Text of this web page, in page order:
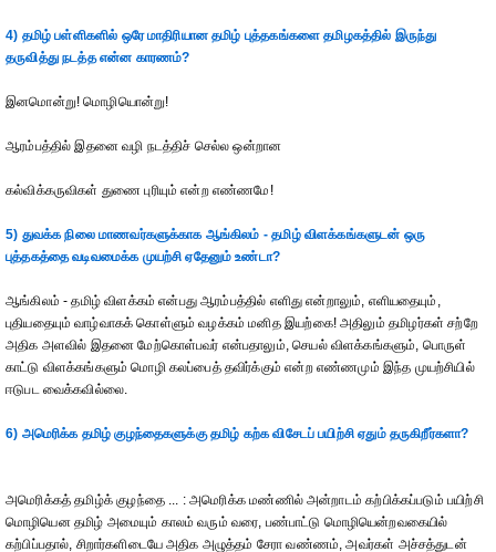
4) தமிழ் பள்ளிகளில் ஒரே மாதிரியான தமிழ் புத்தகங்களை தமிழகத்தில் இருந்து
தருவித்து நடத்த என்ன காரணம்?
இனமொன்று! மொழியொன்று!
ஆரம்பத்தில் இதனை வழி நடத்திச் செல்ல ஒன்றான
கல்விக்கருவிகள் துணை புரியும் என்ற எண்ணமே!
5) துவக்க நிலை மாணவர்களுக்காக ஆங்கிலம் - தமிழ் விளக்கங்களுடன் ஒரு
புத்தகத்தை வடிவமைக்க முயற்சி ஏதேனும் உண்டா?
ஆங்கிலம் - தமிழ் விளக்கம் என்பது ஆரம்பத்தில் எளிது என்றாலும், எளியதையும்,
புதியதையும் வாழ்வாகக் கொள்ளும் வழக்கம் மனித இயற்கை! அதிலும் தமிழர்கள் சற்றே
அதிக அளவில் இதனை மேற்கொள்பவர் என்பதாலும், செயல் விளக்கங்களும், பொருள்
காட்டு விளக்கங்களும் மொழி கலப்பைத் தவிர்க்கும் என்ற எண்ணமும் இந்த முயற்சியில்
ஈடுபட வைக்கவில்லை.
6) அமெரிக்க தமிழ் குழந்தைகளுக்கு தமிழ் கற்க விசேடப் பயிற்சி ஏதும் தருகிறீர்களா?
அமெரிக்கத் தமிழ்க் குழந்தை ... : அமெரிக்க மண்ணில் அன்றாடம் கற்பிக்கப்படும் பயிற்சி
மொழியென தமிழ் அமையும் காலம் வரும் வரை, பண்பாட்டு மொழியென்றவகையில்
கற்பிப்பதால், சிறார்களிடையே அதிக அழுத்தம் சேரா வண்ணம், அவர்கள் அச்சத்துடன்